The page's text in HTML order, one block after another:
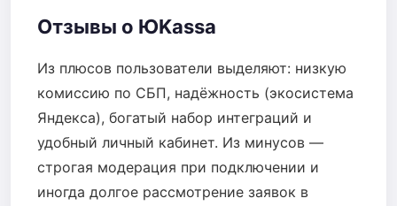
Отзывы о ЮKassa
Из плюсов пользователи выделяют: низкую
комиссию по СБП, надёжность (экосистема
Яндекса), богатый набор интеграций и
удобный личный кабинет. Из минусов —
строгая модерация при подключении и
иногда долгое рассмотрение заявок в